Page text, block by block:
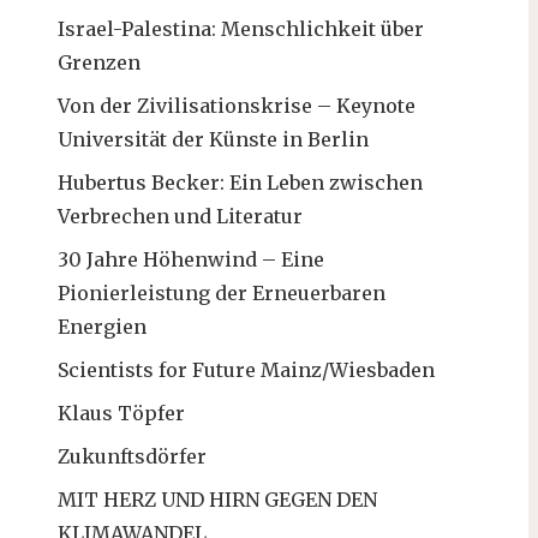
Israel-Palestina: Menschlichkeit über
Grenzen
Von der Zivilisationskrise – Keynote
Universität der Künste in Berlin
Hubertus Becker: Ein Leben zwischen
Verbrechen und Literatur
30 Jahre Höhenwind – Eine
Pionierleistung der Erneuerbaren
Energien
Scientists for Future Mainz/Wiesbaden
Klaus Töpfer
Zukunftsdörfer
MIT HERZ UND HIRN GEGEN DEN